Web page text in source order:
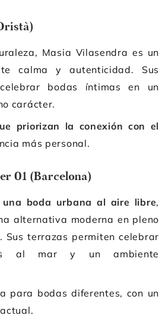
Masia Vilasendra es un
calma y autenticidad. Sus
bodas íntimas en un
carácter.
priorizan la conexión con el
más personal.
01 (Barcelona)
una boda urbana al aire libre,
alternativa moderna en pleno
Sus terrazas permiten celebrar
al mar y un ambiente
para bodas diferentes, con un